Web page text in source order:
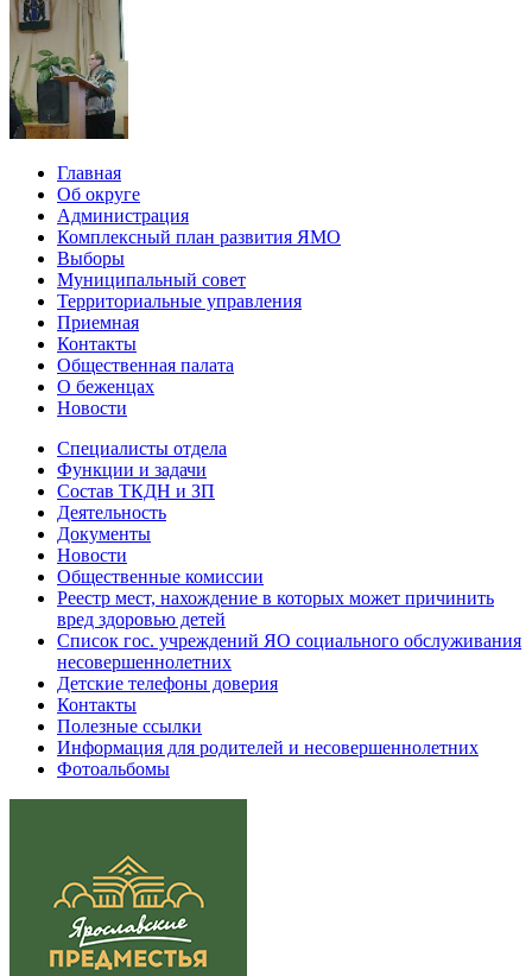
Главная
Об округе
Администрация
Комплексный план развития ЯМО
Выборы
Муниципальный совет
Территориальные управления
Приемная
Контакты
Общественная палата
О беженцах
Новости
Специалисты отдела
Функции и задачи
Состав ТКДН и ЗП
Деятельность
Документы
Новости
Общественные комиссии
Реестр мест, нахождение в которых может причинить
вред здоровью детей
Список гос. учреждений ЯО социального обслуживания
несовершеннолетних
Детские телефоны доверия
Контакты
Полезные ссылки
Информация для родителей и несовершеннолетних
Фотоальбомы